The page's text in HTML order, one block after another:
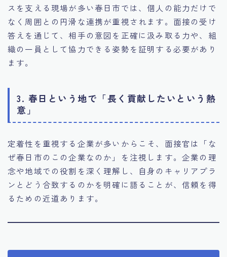
スを支える現場が多い春日市では、個人の能力だけで
なく周囲との円滑な連携が重視されます。面接の受け
答えを通じて、相手の意図を正確に汲み取る力や、組
織の一員として協力できる姿勢を証明する必要があり
ます。
3. 春日という地で「長く貢献したいという熱
意」
定着性を重視する企業が多いからこそ、面接官は「な
ぜ春日市のこの企業なのか」を注視します。企業の理
念や地域での役割を深く理解し、自身のキャリアプラ
ンとどう合致するのかを明確に語ることが、信頼を得
るための近道あります。